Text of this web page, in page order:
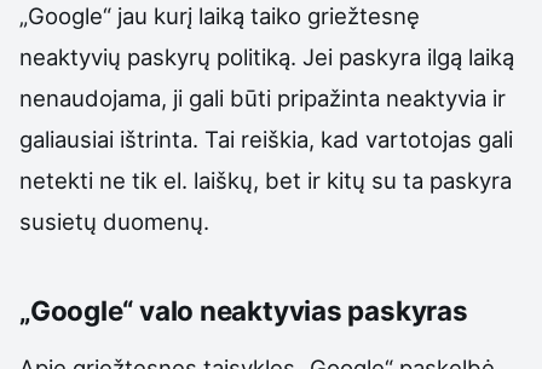
„Google“ jau kurį laiką taiko griežtesnę
neaktyvių paskyrų politiką. Jei paskyra ilgą laiką
nenaudojama, ji gali būti pripažinta neaktyvia ir
galiausiai ištrinta. Tai reiškia, kad vartotojas gali
netekti ne tik el. laiškų, bet ir kitų su ta paskyra
susietų duomenų.
„Google“ valo neaktyvias paskyras